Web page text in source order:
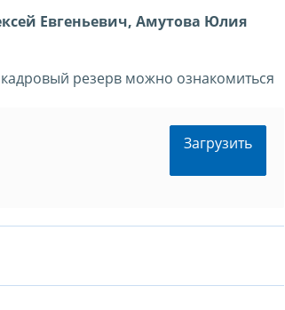
Евгеньевич, Амутова Юлия
резерв можно ознакомиться
Загрузить